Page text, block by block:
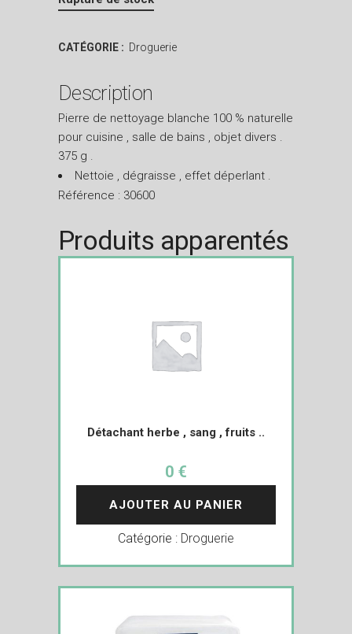
CATÉGORIE : Droguerie
Description
Pierre de nettoyage blanche 100 % naturelle
pour cuisine , salle de bains , objet divers .
375 g .
Nettoie , dégraisse , effet déperlant .
Référence : 30600
Produits apparentés
Détachant herbe , sang , fruits ..
0 €
AJOUTER AU PANIER
Catégorie : Droguerie